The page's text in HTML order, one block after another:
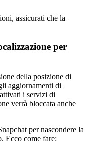
assicurati che la
per
della posizione di
aggiornamenti di
i servizi di
verrà bloccata anche
per nascondere la
Ecco come fare: